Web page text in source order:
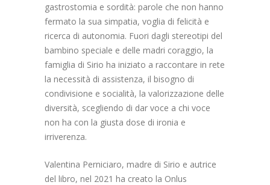
gastrostomia e sordità: parole che non hanno
fermato la sua simpatia, voglia di felicità e
ricerca di autonomia. Fuori dagli stereotipi del
bambino speciale e delle madri coraggio, la
famiglia di Sirio ha iniziato a raccontare in rete
la necessità di assistenza, il bisogno di
condivisione e socialità, la valorizzazione delle
diversità, scegliendo di dar voce a chi voce
non ha con la giusta dose di ironia e
irriverenza.
Valentina Perniciaro, madre di Sirio e autrice
del libro, nel 2021 ha creato la Onlus